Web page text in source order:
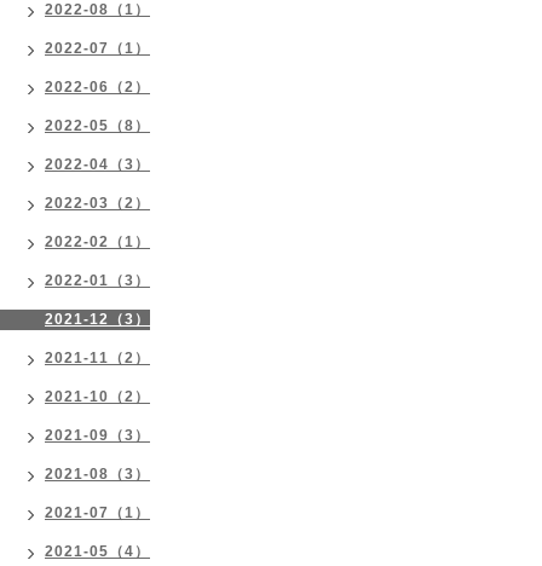
2022-08（1）
2022-07（1）
2022-06（2）
2022-05（8）
2022-04（3）
2022-03（2）
2022-02（1）
2022-01（3）
2021-12（3）
2021-11（2）
2021-10（2）
2021-09（3）
2021-08（3）
2021-07（1）
2021-05（4）